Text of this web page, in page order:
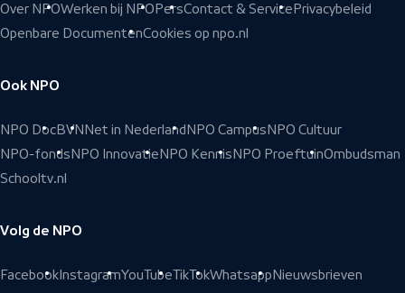
Over NPOWerken bij NPO PersContact & Service Privacybeleid
Openbare DocumentenCookies op npo.nl
Ook NPO
NPO DocBVN Net in Nederland NPO Campus NPO Cultuur
NPO-fonds NPO Innovatie NPO Kennis NPO ProeftuinOmbudsman
Schooltv.nl
Volg de NPO
Facebook InstagramYouTubeTikTokWhatsapp Nieuwsbrieven